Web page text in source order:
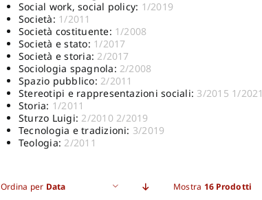
Social work, social policy: 1/2019
Società: 1/2011
Società costituente: 1/2008
Società e stato: 1/2017
Società e storia: 2/2017
Sociologia spagnola: 2/2008
Spazio pubblico: 2/2011
Stereotipi e rappresentazioni sociali: 3/2015 1/2021
Storia: 1/2011
Sturzo Luigi: 2/2010 2/2019
Tecnologia e tradizioni: 3/2019
Teologia: 2/2011
Ordina per Data Mostra 16 Prodotti